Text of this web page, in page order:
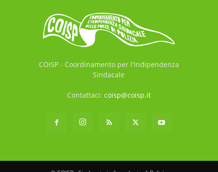
COISP - Coordinamento per l'Indipendenza
Sindacale
Contattaci: coisp@coisp.it